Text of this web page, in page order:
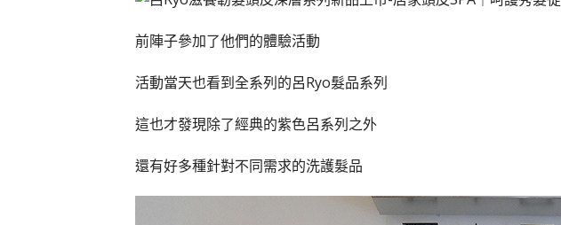
前陣子參加了他們的體驗活動
活動當天也看到全系列的呂Ryo髮品系列
這也才發現除了經典的紫色呂系列之外
還有好多種針對不同需求的洗護髮品